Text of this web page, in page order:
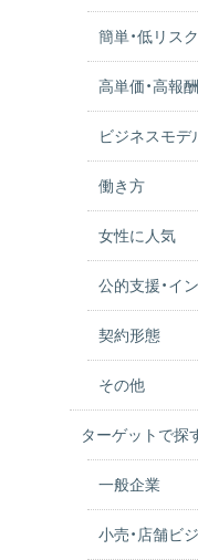
電話営業
メール営業
訪問営業
催事販売
店頭販売
チラシ・カ
インターネ
簡単・低リス
未経験OK
内容がわか
初期費用ゼ
手離れがい
店舗不要
在庫なし
高単価・高報酬
利益率の高
市場の需要
ビジネスモデ
ストック型
商品を仕入
現金商売
働き方
独立開業
副業
自宅で開業
手に職をつ
女性に人気
化粧品
美容・健康・
ダイエット
公的支援・イ
補助金・助成
インバウン
契約形態
代理店
業務委託
フランチャ
その他
AI商材で稼
不動産アラ
社会貢献・
ターゲットで探
一般企業
一般企業
小売・店舗ビ